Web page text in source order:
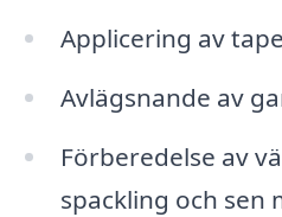
Applicering av
Avlägsnande av
Förberedelse av
spackling och sen